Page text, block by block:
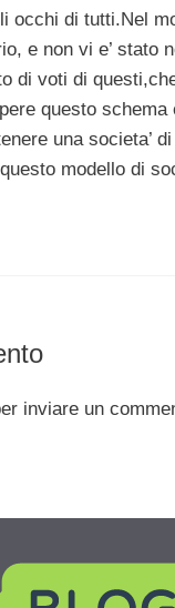
occhi di tutti.Nel
e non vi e’ stato
di voti di
questo
una societa’
modello di
inviare un